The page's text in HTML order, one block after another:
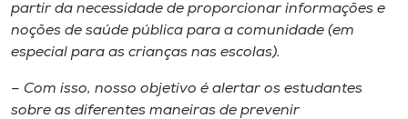
partir da necessidade de proporcionar informações e
noções de saúde pública para a comunidade (em
especial para as crianças nas escolas).
– Com isso, nosso objetivo é alertar os estudantes
sobre as diferentes maneiras de prevenir